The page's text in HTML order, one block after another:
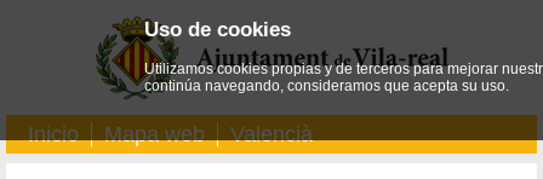
Inicio Mapa web Valencià
Uso de cookies
Utilizamos cookies propias y de terceros para mejorar
continúa navegando, consideramos que acepta su uso.